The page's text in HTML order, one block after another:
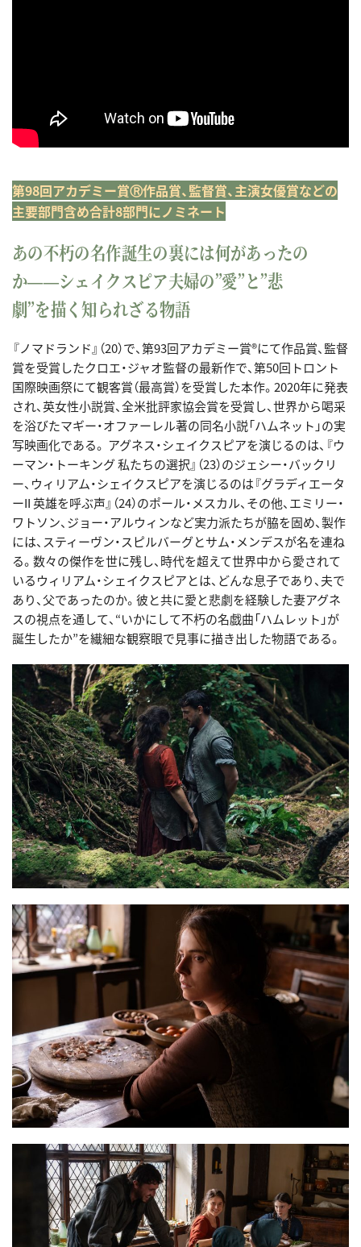
第98回アカデミー賞Ⓡ作品賞、監督賞、主演女優賞などの
主要部門含め合計8部門にノミネート
あの不朽の名作誕生の裏には何があったの
か――シェイクスピア夫婦の”愛”と”悲
劇”を描く知られざる物語
『ノマドランド』（20）で、第93回アカデミー賞®にて作品賞、監督
賞を受賞したクロエ・ジャオ監督の最新作で、第50回トロント
国際映画祭にて観客賞（最高賞）を受賞した本作。2020年に発表
され、英女性小説賞、全米批評家協会賞を受賞し、世界から喝采
を浴びたマギー・オファーレル著の同名小説「ハムネット」の実
写映画化である。 アグネス・シェイクスピアを演じるのは、『ウ
ーマン・トーキング 私たちの選択』（23）のジェシー・バックリ
ー、ウィリアム・シェイクスピアを演じるのは『グラディエータ
ーII 英雄を呼ぶ声』（24）のポール・メスカル、その他、エミリー・
ワトソン、ジョー・アルウィンなど実力派たちが脇を固め、製作
には、スティーヴン・スピルバーグとサム・メンデスが名を連ね
る。数々の傑作を世に残し、時代を超えて世界中から愛されて
いるウィリアム・シェイクスピアとは、どんな息子であり、夫で
あり、父であったのか。彼と共に愛と悲劇を経験した妻アグネ
スの視点を通して、“いかにして不朽の名戯曲「ハムレット」が
誕生したか”を繊細な観察眼で見事に描き出した物語である。